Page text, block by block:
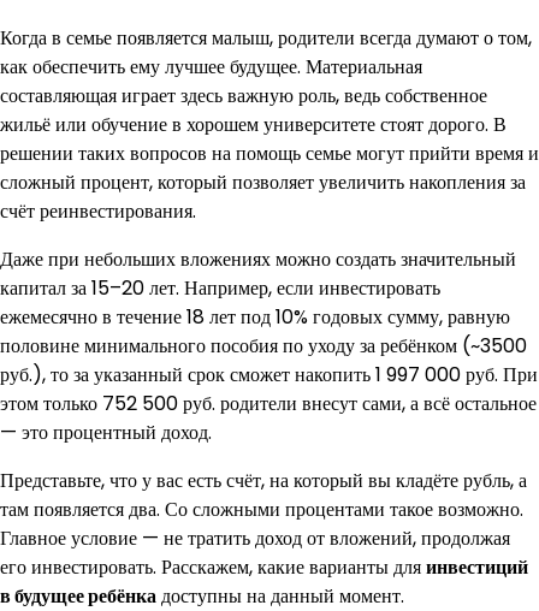
Когда в семье появляется малыш, родители всегда думают о том,
как обеспечить ему лучшее будущее. Материальная
составляющая играет здесь важную роль, ведь собственное
жильё или обучение в хорошем университете стоят дорого. В
решении таких вопросов на помощь семье могут прийти время и
сложный процент, который позволяет увеличить накопления за
счёт реинвестирования.
Даже при небольших вложениях можно создать значительный
капитал за 15–20 лет. Например, если инвестировать
ежемесячно в течение 18 лет под 10% годовых сумму, равную
половине минимального пособия по уходу за ребёнком (~3500
руб.), то за указанный срок сможет накопить 1 997 000 руб. При
этом только 752 500 руб. родители внесут сами, а всё остальное
— это процентный доход.
Представьте, что у вас есть счёт, на который вы кладёте рубль, а
там появляется два. Со сложными процентами такое возможно.
Главное условие — не тратить доход от вложений, продолжая
его инвестировать. Расскажем, какие варианты дляинвестиций
в будущее ребёнкадоступны на данный момент.